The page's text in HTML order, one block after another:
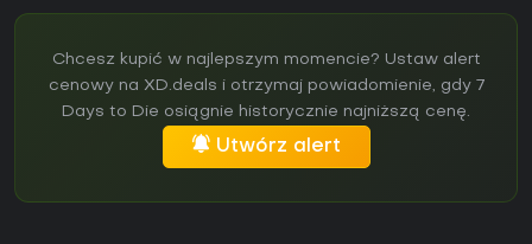
Chcesz kupić w najlepszym momencie? Ustaw alert
cenowy na XD.deals i otrzymaj powiadomienie, gdy 7
Days to Die osiągnie historycznie najniższą cenę.
Utwórz alert